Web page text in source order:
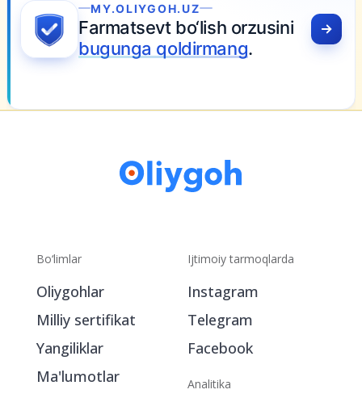
MY.OLIYGOH.UZ
Farmatsevt bo‘lish orzusini
bugunga qoldirmang.
Bo‘limlar
Oliygohlar
Milliy sertifikat
Yangiliklar
Ma'lumotlar
Ijtimoiy tarmoqlarda
Instagram
Telegram
Facebook
Analitika